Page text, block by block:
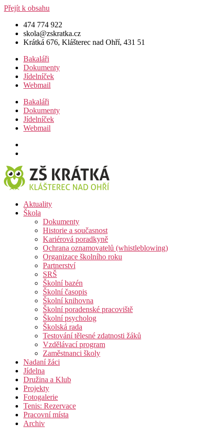
Přejít k obsahu
474 774 922
skola@zskratka.cz
Krátká 676, Klášterec nad Ohří, 431 51
Bakaláři
Dokumenty
Jídelníček
Webmail
Bakaláři
Dokumenty
Jídelníček
Webmail
Aktuality
Škola
Dokumenty
Historie a současnost
Kariérová poradkyně
Ochrana oznamovatelů (whistleblowing)
Organizace školního roku
Partnerství
SRŠ
Školní bazén
Školní časopis
Školní knihovna
Školní poradenské pracoviště
Školní psycholog
Školská rada
Testování tělesné zdatnosti žáků
Vzdělávací program
Zaměstnanci školy
Nadaní žáci
Jídelna
Družina a Klub
Projekty
Fotogalerie
Tenis: Rezervace
Pracovní místa
Archiv